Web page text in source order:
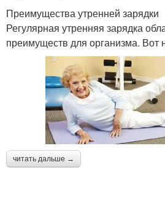
Преимущества утренней зарядки
Регулярная утренняя зарядка
преимуществ для организма. Вот
читать дальше →